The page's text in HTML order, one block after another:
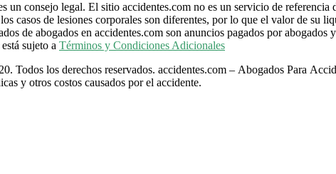
un consejo legal. El sitio accidentes.com no es un servicio de
casos de lesiones corporales son diferentes, por lo que el valor de su
de abogados en accidentes.com son anuncios pagados por
sujeto a Términos y Condiciones Adicionales
los derechos reservados. accidentes.com – Abogados Para
y otros costos causados por el accidente.